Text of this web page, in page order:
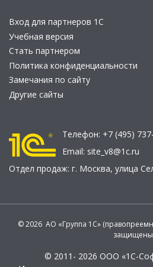
Вход для партнеров 1С
Учебная версия
Стать партнером
Политика конфиденциальности
Замечания по сайту
Другие сайты
Телефон: +7 (495)
Email: site_v8@1c.ru
Отдел продаж: г. Москва, улица
© 2026 АО «Группа 1С»
защищены
© 2011- 2026 ООО «1С-